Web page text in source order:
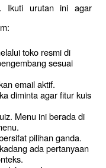
Ikuti urutan ini agar
toko resmi di
sesuai
email aktif.
diminta agar fitur kuis
Menu ini berada di
pilihan ganda.
ada pertanyaan